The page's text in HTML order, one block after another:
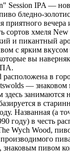
Session IPA —
бледно-
приятного вечера
сортов хмеля
и пикантный
с ярким вкусом
вы
в
— знаковом
здесь занимаются
в
Названная (а
году) в честь
Wych Wood,
знаковым пивом